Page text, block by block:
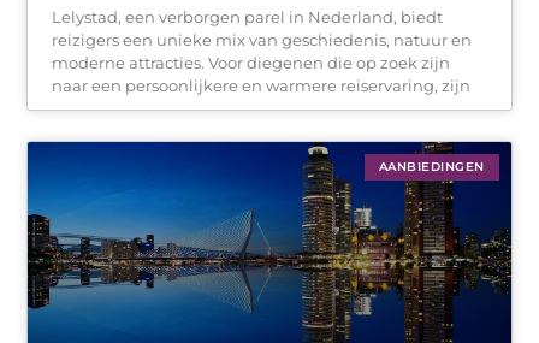
Lelystad, een verborgen parel in Nederland, biedt
reizigers een unieke mix van geschiedenis, natuur en
moderne attracties. Voor diegenen die op zoek zijn
naar een persoonlijkere en warmere reiservaring, zijn
AANBIEDINGEN